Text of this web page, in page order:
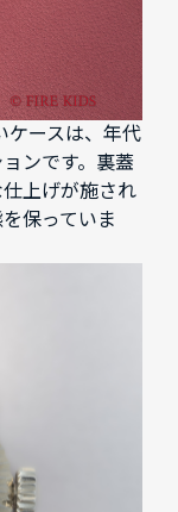
ケースは、年代
ンです。裏蓋
上げが施され
保っていま